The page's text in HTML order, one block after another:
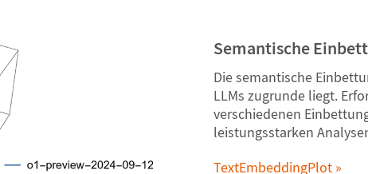
Semantische
Die semantische
LLMs zugrunde liegt.
verschiedenen
leistungsstarken
TextEmbeddingPlot